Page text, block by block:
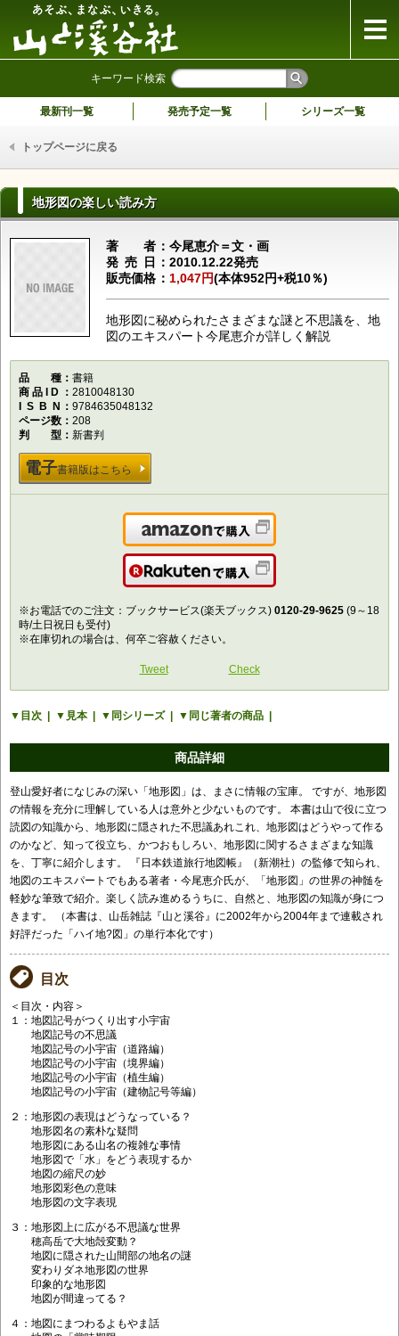
キーワード検索
最新刊一覧 発売予定一覧 シリーズ一覧
トップページに戻る
地形図の楽しい読み方
著者今尾恵介＝文・画
発売日 2010.12.22発売
販売価格
1,047円(本体952円+税10％)
地形図に秘められたさまざまな謎と不思議を、地
図のエキスパート今尾恵介が詳しく解説
品種書籍
商品ID
2810048130
ISBN
9784635048132
ページ数
208
判型新書判
電子書籍版はこちら
Amazonで購入
楽天で購入
※お電話でのご注文：ブックサービス(楽天ブックス) 0120-29-9625 (9～18
時/土日祝日も受付)
※在庫切れの場合は、何卒ご容赦ください。
Tweet Check
目次 見本 同シリーズ 同じ著者の商品
商品詳細
登山愛好者になじみの深い「地形図」は、まさに情報の宝庫。 ですが、地形図
の情報を充分に理解している人は意外と少ないものです。 本書は山で役に立つ
読図の知識から、地形図に隠された不思議あれこれ、地形図はどうやって作る
のかなど、知って役立ち、かつおもしろい、地形図に関するさまざまな知識
を、丁寧に紹介します。 『日本鉄道旅行地図帳』（新潮社）の監修で知られ、
地図のエキスパートでもある著者・今尾恵介氏が、「地形図」の世界の神髄を
軽妙な筆致で紹介。楽しく読み進めるうちに、自然と、地形図の知識が身につ
きます。 （本書は、山岳雑誌『山と溪谷』に2002年から2004年まで連載され
好評だった「ハイ地?図」の単行本化です）
目次
＜目次・内容＞
１：地図記号がつくり出す小宇宙
地図記号の不思議
地図記号の小宇宙（道路編）
地図記号の小宇宙（境界編）
地図記号の小宇宙（植生編）
地図記号の小宇宙（建物記号等編）
２：地形図の表現はどうなっている？
地形図名の素朴な疑問
地形図にある山名の複雑な事情
地形図で「水」をどう表現するか
地図の縮尺の妙
地形図彩色の意味
地形図の文字表現
３：地形図上に広がる不思議な世界
穂高岳で大地殻変動？
地図に隠された山間部の地名の謎
変わりダネ地形図の世界
印象的な地形図
地図が間違ってる？
４：地図にまつわるよもやま話